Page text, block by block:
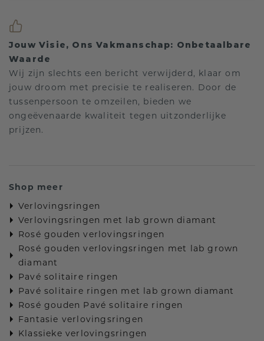
Jouw Visie, Ons Vakmanschap: Onbetaalbare
Waarde
Wij zijn slechts een bericht verwijderd, klaar om
jouw droom met precisie te realiseren. Door de
tussenpersoon te omzeilen, bieden we
ongeëvenaarde kwaliteit tegen uitzonderlijke
prijzen.
Shop meer
Verlovingsringen
Verlovingsringen met lab grown diamant
Rosé gouden verlovingsringen
Rosé gouden verlovingsringen met lab grown
diamant
Pavé solitaire ringen
Pavé solitaire ringen met lab grown diamant
Rosé gouden Pavé solitaire ringen
Fantasie verlovingsringen
Klassieke verlovingsringen